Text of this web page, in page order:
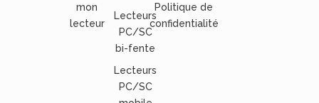
mon
lecteur
Lecteurs
PC/SC
bi-fente
Lecteurs
PC/SC
Politique de
confidentialité